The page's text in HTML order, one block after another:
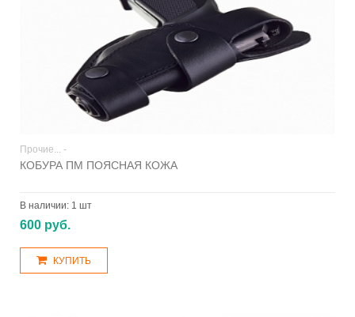
Прочие... -
КОБУРА ПМ ПОЯСНАЯ КОЖА
В наличии: 1 шт
600 руб.
КУПИТЬ